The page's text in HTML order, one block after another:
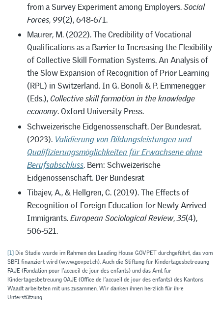
from a Survey Experiment among Employers.Social
Forces, 99(2), 648-671.
Maurer, M. (2022). The Credibility of Vocational
Qualifications as a Barrier to Increasing the Flexibility
of Collective Skill Formation Systems. An Analysis of
the Slow Expansion of Recognition of Prior Learning
(RPL) in Switzerland. In G. Bonoli & P. Emmenegger
(Eds.), Collective skill formation in the knowledge
economy. Oxford University Press.
Schweizerische Eidgenossenschaft. Der Bundesrat.
(2023). Validierung von Bildungsleistungen und
Qualifizierungsmöglichkeiten für Erwachsene ohne
Berufsabschluss. Bern: Schweizerische
Eidgenossenschaft. Der Bundesrat
Tibajev, A., & Hellgren, C. (2019). The Effects of
Recognition of Foreign Education for Newly Arrived
Immigrants.European Sociological Review,35(4),
506-521.
[1] Die Studie wurde im Rahmen des Leading House GOVPET durchgeführt, das vom
SBFI finanziert wird (www.govpet.ch). Auch die Stiftung für Kindertagesbetreuung
FAJE (Fondation pour l’accueil de jour des enfants) und das Amt für
Kindertagesbetreuung OAJE (Office de l’accueil de jour des enfants) des Kantons
Waadt arbeiteten mit uns zusammen. Wir danken ihnen herzlich für ihre
Unterstützung